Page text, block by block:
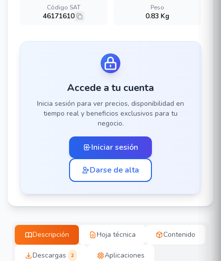
Código SAT
46171610
Peso
0.83 Kg
Accede a tu cuenta
Inicia sesión para ver precios, disponibilidad en
tiempo real y beneficios exclusivos para tu
negocio.
Iniciar sesión
Darse de alta
Descripción Hoja técnica Contenido
Descargas 2 Aplicaciones